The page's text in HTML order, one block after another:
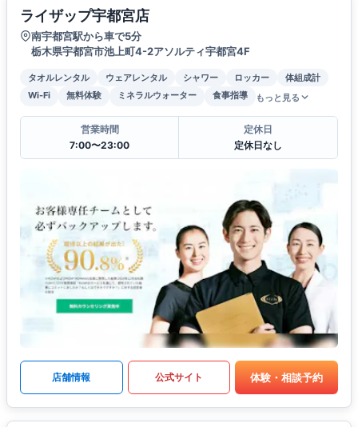
ライザップ宇都宮店
南宇都宮駅から車で5分
栃木県宇都宮市池上町4-2アソルティ宇都宮4F
タオルレンタル ウェアレンタル シャワー ロッカー
体組成計
Wi-Fi
無料体験 ミネラルウォーター 食事指導 もっと見る
営業時間
7:00〜23:00
定休日
定休日なし
店舗情報 公式サイト 体験・相談予約